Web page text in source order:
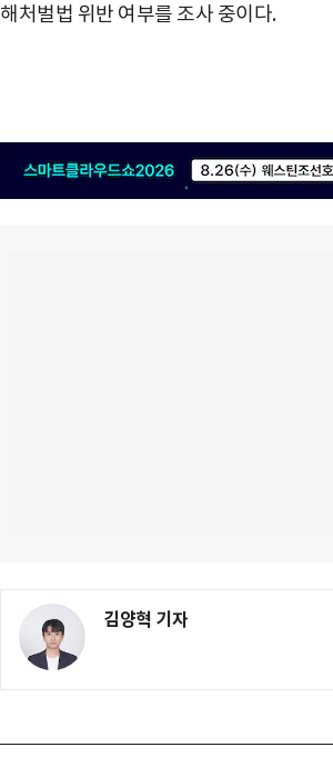
해처벌법 위반 여부를 조사 중이다.
김양혁 기자